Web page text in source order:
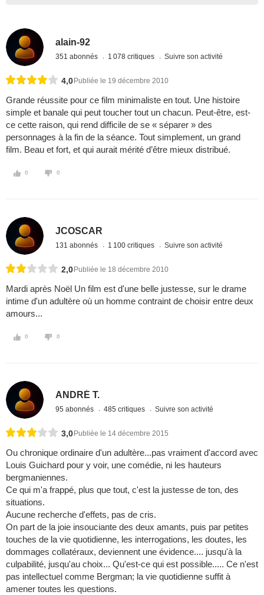
alain-92
351 abonnés 1 078 critiques Suivre son activité
4,0 Publiée le 19 décembre 2010
Grande réussite pour ce film minimaliste en tout. Une histoire
simple et banale qui peut toucher tout un chacun. Peut-être, est-
ce cette raison, qui rend difficile de se « séparer » des
personnages à la fin de la séance. Tout simplement, un grand
film. Beau et fort, et qui aurait mérité d’être mieux distribué.
0 0
JCOSCAR
131 abonnés 1 100 critiques Suivre son activité
2,0 Publiée le 18 décembre 2010
Mardi après Noël Un film est d'une belle justesse, sur le drame
intime d'un adultère où un homme contraint de choisir entre deux
amours...
0 0
ANDRÉ T.
95 abonnés 485 critiques Suivre son activité
3,0 Publiée le 14 décembre 2015
Ou chronique ordinaire d'un adultère...pas vraiment d'accord avec
Louis Guichard pour y voir, une comédie, ni les hauteurs
bergmaniennes.
Ce qui m'a frappé, plus que tout, c'est la justesse de ton, des
situations.
Aucune recherche d'effets, pas de cris.
On part de la joie insouciante des deux amants, puis par petites
touches de la vie quotidienne, les interrogations, les doutes, les
dommages collatéraux, deviennent une évidence.... jusqu'à la
culpabilité, jusqu'au choix... Qu'est-ce qui est possible..... Ce n'est
pas intellectuel comme Bergman; la vie quotidienne suffit à
amener toutes les questions.